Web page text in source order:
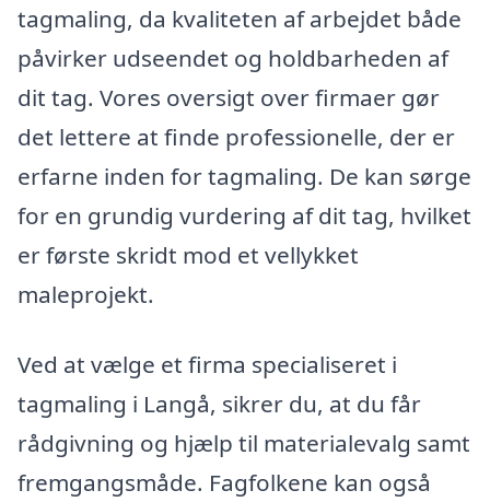
tagmaling, da kvaliteten af arbejdet både
påvirker udseendet og holdbarheden af
dit tag. Vores oversigt over firmaer gør
det lettere at finde professionelle, der er
erfarne inden for tagmaling. De kan sørge
for en grundig vurdering af dit tag, hvilket
er første skridt mod et vellykket
maleprojekt.
Ved at vælge et firma specialiseret i
tagmaling i Langå, sikrer du, at du får
rådgivning og hjælp til materialevalg samt
fremgangsmåde. Fagfolkene kan også